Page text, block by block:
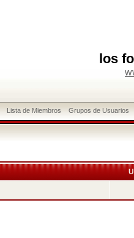
los
Lista de Miembros Grupos de Usuarios